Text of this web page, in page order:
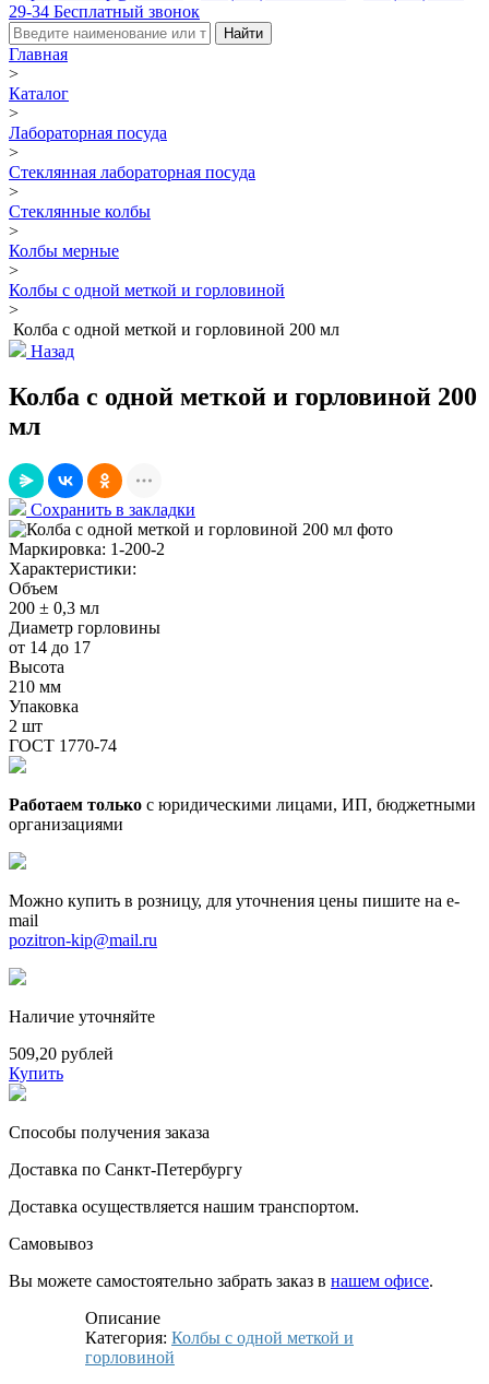
29-34 Бесплатный звонок
Найти
Главная
>
Каталог
>
Лабораторная посуда
>
Стеклянная лабораторная посуда
>
Стеклянные колбы
>
Колбы мерные
>
Колбы с одной меткой и горловиной
>
Колба с одной меткой и горловиной 200 мл
Назад
Колба с одной меткой и горловиной 200
мл
Сохранить в закладки
Маркировка: 1-200-2
Характеристики:
Объем
200 ± 0,3 мл
Диаметр горловины
от 14 до 17
Высота
210 мм
Упаковка
2 шт
ГОСТ 1770-74
Работаем только с юридическими лицами, ИП, бюджетными
организациями
Можно купить в розницу, для уточнения цены пишите на e-
mail
pozitron-kip@mail.ru
Наличие уточняйте
509,20 рублей
Купить
Способы получения заказа
Доставка по Санкт-Петербургу
Доставка осуществляется нашим транспортом.
Самовывоз
Вы можете самостоятельно забрать заказ в нашем офисе.
Описание
Категория: Колбы с одной меткой и
горловиной